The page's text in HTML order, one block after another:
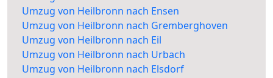
Umzug von Heilbronn nach Ensen
Umzug von Heilbronn nach Gremberghoven
Umzug von Heilbronn nach Eil
Umzug von Heilbronn nach Urbach
Umzug von Heilbronn nach Elsdorf